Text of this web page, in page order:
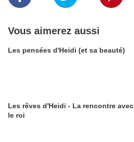
Vous aimerez aussi
Les pensées d'Heidi (et sa beauté)
Les rêves d'Heidi - La rencontre avec
le roi